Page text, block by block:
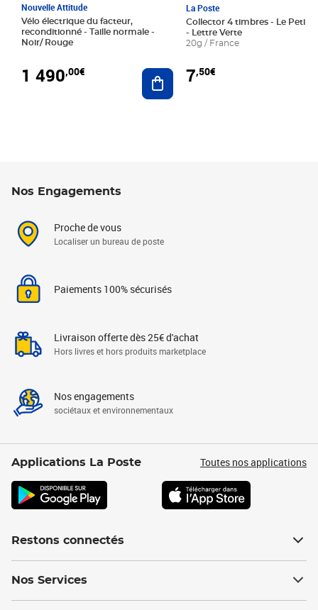
Nouvelle Attitude
Vélo électrique du facteur,
reconditionné - Taille normale -
Noir/ Rouge
1 490,00€ Ajouter au panier
La Poste
Collector 4 timbres - Le Petit
- Lettre Verte
20g / France
7,50€
Nos Engagements
Proche de vous
Localiser un bureau de poste
Paiements 100% sécurisés
Livraison offerte dès 25€ d'achat
Hors livres et hors produits marketplace
Nos engagements
sociétaux et environnementaux
Applications La Poste Toutes nos applications
Restons connectés
Nos Services